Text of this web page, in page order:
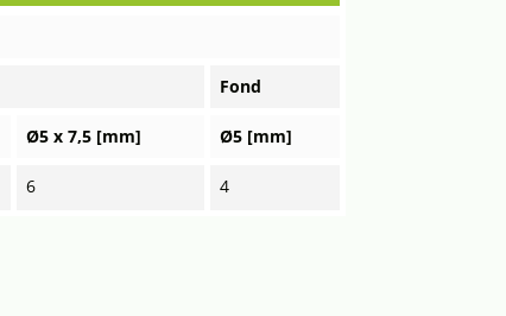
Fond
Ø5 x 7,5 [mm] Ø5 [mm]
6 4